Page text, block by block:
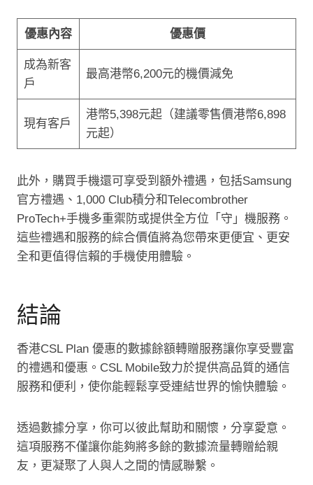
優惠內容 優惠價
成為新客
戶
最高港幣6,200元的機價減免
現有客戶
港幣5,398元起（建議零售價港幣6,898
元起）
此外，購買手機還可享受到額外禮遇，包括Samsung
官方禮遇、1,000 Club積分和Telecombrother
ProTech+手機多重禦防或提供全方位「守」機服務。
這些禮遇和服務的綜合價值將為您帶來更便宜、更安
全和更值得信賴的手機使用體驗。
結論
香港CSL Plan 優惠的數據餘額轉贈服務讓你享受豐富
的禮遇和優惠。CSL Mobile致力於提供高品質的通信
服務和便利，使你能輕鬆享受連結世界的愉快體驗。
透過數據分享，你可以彼此幫助和關懷，分享愛意。
這項服務不僅讓你能夠將多餘的數據流量轉贈給親
友，更凝聚了人與人之間的情感聯繫。